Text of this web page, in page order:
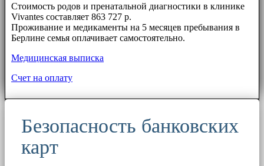
Стоимость родов и пренатальной диагностики в клинике
Vivantes составляет 863 727 р.
Проживание и медикаменты на 5 месяцев пребывания в
Берлине семья оплачивает самостоятельно.
Медицинская выписка
Счет на оплату
Безопасность банковских
карт